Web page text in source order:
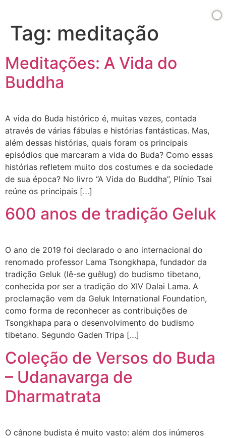
Tag: meditação
Meditações: A Vida do
Buddha
A vida do Buda histórico é, muitas vezes, contada
através de várias fábulas e histórias fantásticas. Mas,
além dessas histórias, quais foram os principais
episódios que marcaram a vida do Buda? Como essas
histórias refletem muito dos costumes e da sociedade
de sua época? No livro “A Vida do Buddha”, Plínio Tsai
reúne os principais […]
600 anos de tradição Geluk
O ano de 2019 foi declarado o ano internacional do
renomado professor Lama Tsongkhapa, fundador da
tradição Geluk (lê-se guêlug) do budismo tibetano,
conhecida por ser a tradição do XIV Dalai Lama. A
proclamação vem da Geluk International Foundation,
como forma de reconhecer as contribuições de
Tsongkhapa para o desenvolvimento do budismo
tibetano. Segundo Gaden Tripa […]
Coleção de Versos do Buda
– Udanavarga de
Dharmatrata
O cânone budista é muito vasto: além dos inúmeros